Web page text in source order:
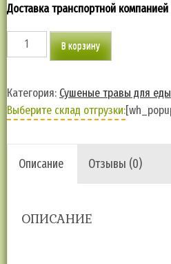
Доставка транспортной
Количество
товара
зелень
-
печень,
В корзину
Категория: Сушеные травы для еды
Выберите склад отгрузки:
Описание Отзывы (0)
ОПИСАНИЕ